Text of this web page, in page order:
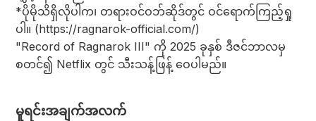
*ပိုမိုသိရှိလိုပါက၊ တရားဝင်ဝဘ်ဆိုဒ်တွင် ဝင်ရောက်ကြည့်ရှု
ပါ။ (https://ragnarok-official.com/)
"Record of Ragnarok III" ကို 2025 ခုနှစ် ဒီဇင်ဘာလမှ
စတင်၍ Netflix တွင် သီးသန့်ဖြန့် ဝေပါမည်။
မူရင်းအချက်အလက်